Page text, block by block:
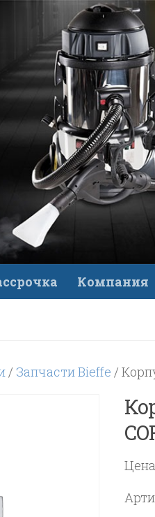
Компания
/ Запчасти Bieffe /